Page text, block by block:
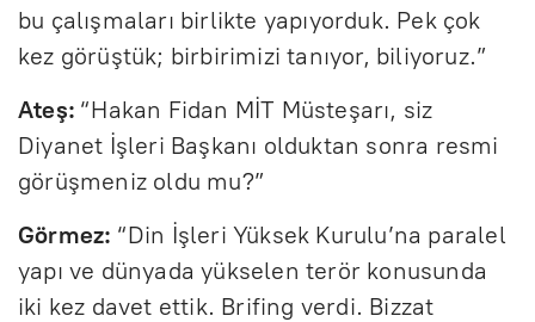
bu çalışmaları birlikte yapıyorduk. Pek çok
kez görüştük; birbirimizi tanıyor, biliyoruz.”
Ateş: “Hakan Fidan MİT Müsteşarı, siz
Diyanet İşleri Başkanı olduktan sonra resmi
görüşmeniz oldu mu?”
Görmez: “Din İşleri Yüksek Kurulu’na paralel
yapı ve dünyada yükselen terör konusunda
iki kez davet ettik. Brifing verdi. Bizzat